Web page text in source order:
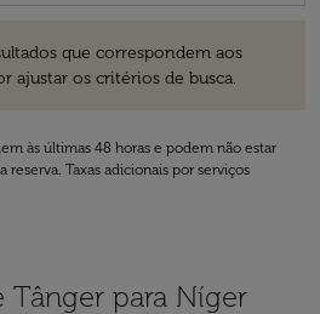
que correspondem aos
ajustar os critérios de busca.
às últimas 48 horas e podem não estar
Taxas adicionais por serviços
Tânger para Níger